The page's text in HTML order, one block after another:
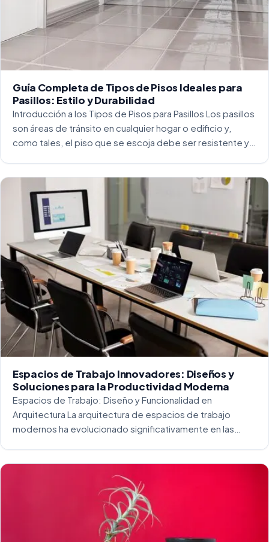
Guía Completa de Tipos de Pisos Ideales para
Pasillos: Estilo y Durabilidad
Introducción a los Tipos de Pisos para Pasillos Los pasillos
son áreas de tránsito en cualquier hogar o edificio y,
como tales, el piso que se escoja debe ser resistente y
Espacios de Trabajo Innovadores: Diseños y
Soluciones para la Productividad Moderna
Espacios de Trabajo: Diseño y Funcionalidad en
Arquitectura La arquitectura de espacios de trabajo
modernos ha evolucionado significativamente en las